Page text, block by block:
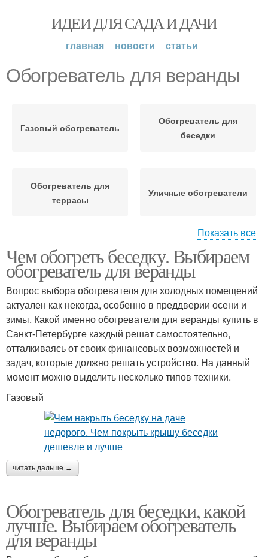
ИДЕИ ДЛЯ САДА И ДАЧИ
главная новости статьи
Обогреватель для веранды
Газовый обогреватель
Обогреватель для
беседки
Обогреватель для
террасы
Уличные обогреватели
Электрические
обогреватели
Газовые обогреватели
Обогреватель для кафе
Инфракрасные
обогреватели
Показать все
Чем обогреть беседку. Выбираем
обогреватель для веранды
Вопрос выбора обогревателя для холодных помещений
актуален как некогда, особенно в преддверии осени и
зимы. Какой именно обогреватели для веранды купить в
Санкт-Петербурге каждый решат самостоятельно,
отталкиваясь от своих финансовых возможностей и
задач, которые должно решать устройство. На данный
момент можно выделить несколько типов техники.
Газовый
читать дальше →
Обогреватель для беседки, какой
лучше. Выбираем обогреватель
для веранды